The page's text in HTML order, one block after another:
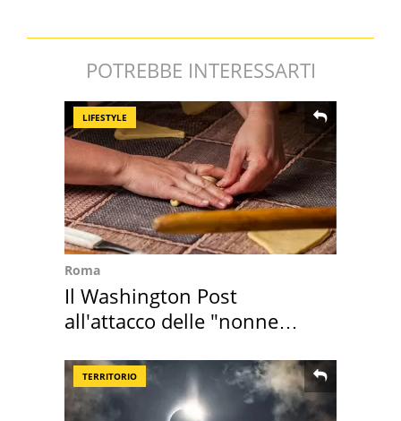
POTREBBE INTERESSARTI
LIFESTYLE
Roma
Il Washington Post
all'attacco delle "nonne
TERRITORIO